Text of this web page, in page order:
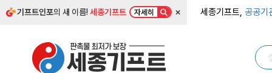
기프트인포의 새 이름!세종기프트 자세히 × 세종기프트, 공공기